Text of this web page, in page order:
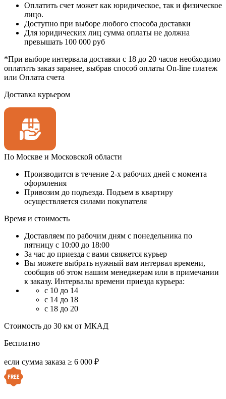
Оплатить счет может как юридическое, так и физическое
лицо.
Доступно при выборе любого способа доставки
Для юридических лиц сумма оплаты не должна
превышать 100 000 руб
*При выборе интервала доставки с 18 до 20 часов необходимо
оплатить заказ заранее, выбрав способ оплаты On-line платеж
или Оплата счета
Доставка курьером
По Москве и Московской области
Производится в течение 2-х рабочих дней с момента
оформления
Привозим до подъезда. Подъем в квартиру
осуществляется силами покупателя
Время и стоимость
Доставляем по рабочим дням с понедельника по
пятницу с 10:00 до 18:00
За час до приезда с вами свяжется курьер
Вы можете выбрать нужный вам интервал времени,
сообщив об этом нашим менеджерам или в примечании
к заказу. Интервалы времени приезда курьера:
с 10 до 14
с 14 до 18
с 18 до 20
Стоимость до 30 км от МКАД
Бесплатно
если сумма заказа ≥ 6 000 ₽